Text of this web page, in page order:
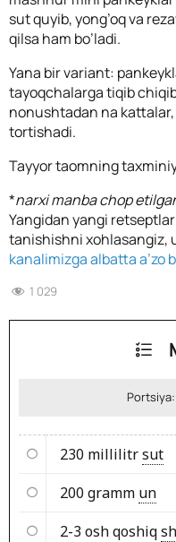
sut quyib, yong’oq va
qilsa ham bo’ladi.
Yana bir variant:
tayoqchalarga tiqib
nonushtadan na
tortishadi.
Tayyor taomning
*narxi manba chop
Yangidan yangi
tanishishni xohlasangiz,
kanalimizga albatta a’zo
1 029
Portsiya:
230 millilitrsut
200 gramm un
2-3 osh qoshiq